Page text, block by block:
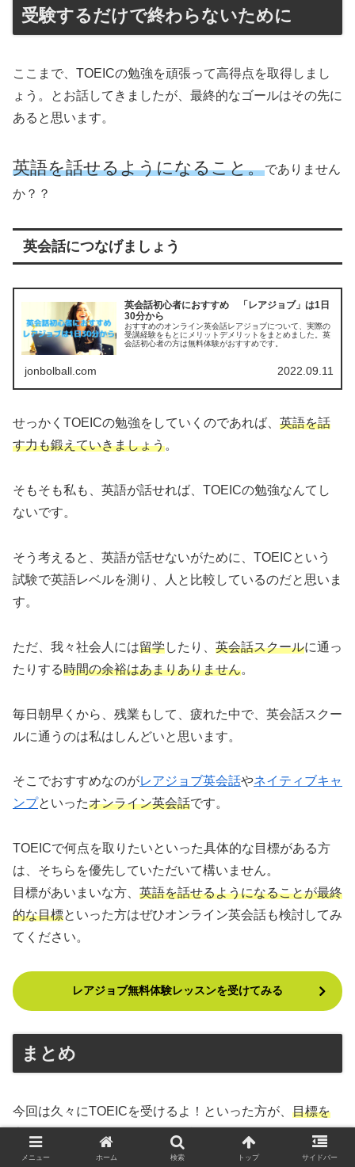
受験するだけで終わらないために
ここまで、TOEICの勉強を頑張って高得点を取得しまし
ょう。とお話してきましたが、最終的なゴールはその先に
あると思います。
英語を話せるようになること。でありません
か？？
英会話につなげましょう
英会話初心者におすすめ 「レアジョブ」は1日
30分から
おすすめのオンライン英会話レアジョブについて、実際の
受講経験をもとにメリットデメリットをまとめました。英
会話初心者の方は無料体験がおすすめです。
jonbolball.com 2022.09.11
せっかくTOEICの勉強をしていくのであれば、 英語を話
す力も鍛えていきましょう。
そもそも私も、英語が話せれば、TOEICの勉強なんてし
ないです。
そう考えると、英語が話せないがために、TOEICという
試験で英語レベルを測り、人と比較しているのだと思いま
す。
ただ、我々社会人には留学したり、 英会話スクールに通っ
たりする時間の余裕はあまりありません。
毎日朝早くから、残業もして、疲れた中で、英会話スクー
ルに通うのは私はしんどいと思います。
そこでおすすめなのがレアジョブ英会話やネイティブキャ
ンプといったオンライン英会話です。
TOEICで何点を取りたいといった具体的な目標がある方
は、そちらを優先していただいて構いません。
目標があいまいな方、 英語を話せるようになることが最終
的な目標といった方はぜひオンライン英会話も検討してみ
てください。
レアジョブ無料体験レッスンを受けてみる
まとめ
今回は久々にTOEICを受けるよ！といった方が、 目標を
定められる
ように、各スコアの説明を行いました。
メニュー ホーム 検索 トップ サイドバー